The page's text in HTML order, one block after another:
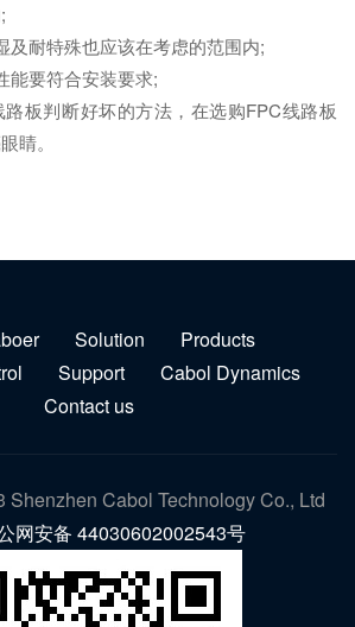
耐特殊也应该在考虑的范围内;
要符合安装要求;
判断好坏的方法，在选购FPC线路板
睛。
Solution
Products
Support
Cabol Dynamics
Contact us
Shenzhen Cabol Technology Co., Ltd
网安备 44030602002543号